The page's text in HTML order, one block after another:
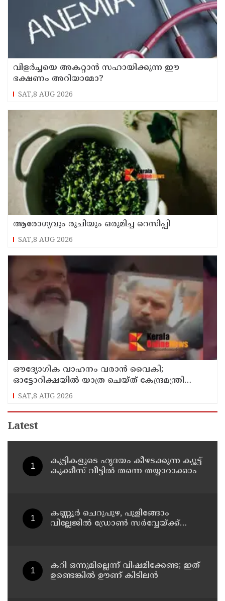
വിളർച്ചയെ അകറ്റാൻ സഹായിക്കുന്ന ഈ
ഭക്ഷണം അറിയാമോ?
SAT,8 AUG 2026
ആരോഗ്യവും രുചിയും ഒരുമിച്ച റെസിപ്പി
SAT,8 AUG 2026
ഔദ്യോഗിക വാഹനം വരാന്‍ വൈകി;
ഓട്ടോറിക്ഷയില്‍ യാത്ര ചെയ്ത് കേന്ദ്രമന്ത്രി
സുരേഷ് ഗോപി
SAT,8 AUG 2026
Latest
കുട്ടികളുടെ ഹൃദയം കീഴടക്കുന്ന ക്യൂട്ട്
കുക്കീസ് വീട്ടിൽ തന്നെ തയ്യാറാക്കാം
കണ്ണൂർ ചെറുപുഴ, പുളിങ്ങോം
വില്ലേജിൽ ഡ്രോൺ സർവ്വേയ്ക്ക്
കറി ഒന്നുമില്ലെന്ന് വിഷമിക്കേണ്ട; ഇത്
ഉണ്ടെങ്കിൽ ഊണ് കിടിലൻ